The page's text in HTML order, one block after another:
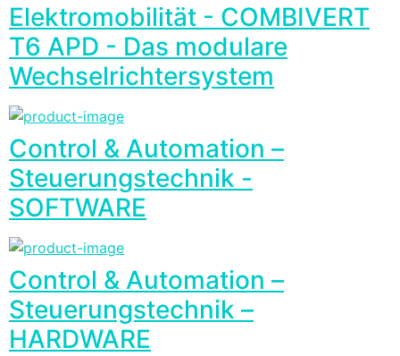
Elektromobilität - COMBIVERT
T6 APD - Das modulare
Wechselrichtersystem
Control & Automation –
Steuerungstechnik -
SOFTWARE
Control & Automation –
Steuerungstechnik –
HARDWARE